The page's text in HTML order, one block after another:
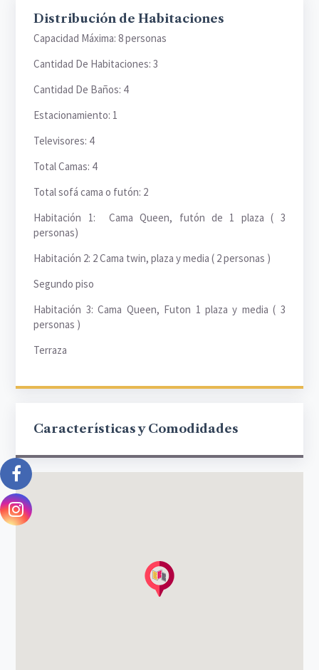
Distribución de Habitaciones
Capacidad Máxima: 8 personas
Cantidad De Habitaciones: 3
Cantidad De Baños: 4
Estacionamiento: 1
Televisores: 4
Total Camas: 4
Total sofá cama o futón: 2
Habitación 1: Cama Queen, futón de 1 plaza ( 3
personas)
Habitación 2: 2 Cama twin, plaza y media ( 2 personas )
Segundo piso
Habitación 3: Cama Queen, Futon 1 plaza y media ( 3
personas )
Terraza
Características y Comodidades